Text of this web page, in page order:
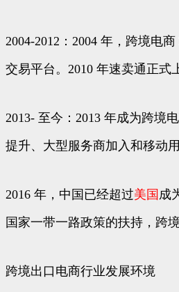
2004-2012：2004 年，跨境电
交易平台。2010 年速卖通正式
2013- 至今：2013 年成为跨境
提升、大型服务商加入和移动
2016 年，中国已经超过美国 成
国家一带一路政策的扶持，跨
跨境出口电商行业发展环境